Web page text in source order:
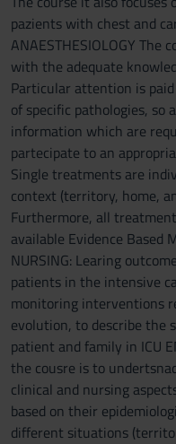
pazients with chest and
ANAESTHESIOLOGY
with the adequate
Particular attention is
of specific pathologies,
information which are
partecipate to an
Single treatments are
context (territory, home,
Furthermore, all
available Evidence Based
NURSING: Learing
patients in the intensive
monitoring interventions
evolution, to describe the
patient and family in ICU
the cousre is to
clinical and nursing
based on their
different situations